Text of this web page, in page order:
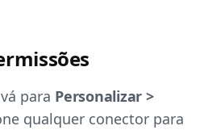
para Personalizar >
qualquer conector para